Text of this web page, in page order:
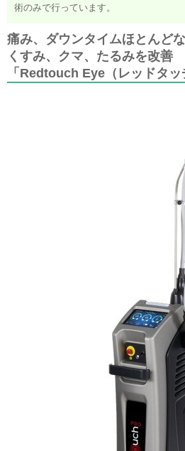
術のみで行っています。
痛み、ダウンタイムほとんど
くすみ、クマ、たるみを改善
「Redtouch Eye（レッドタッ